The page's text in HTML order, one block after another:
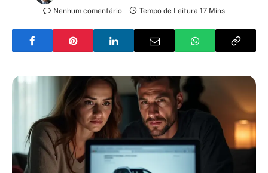
Nenhum comentário
Tempo de Leitura 17 Mins